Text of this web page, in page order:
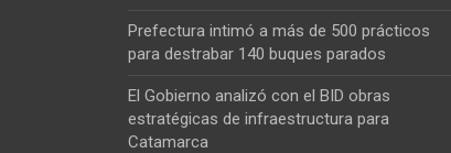
Prefectura intimó a más de 500 prácticos
para destrabar 140 buques parados
El Gobierno analizó con el BID obras
estratégicas de infraestructura para
Catamarca